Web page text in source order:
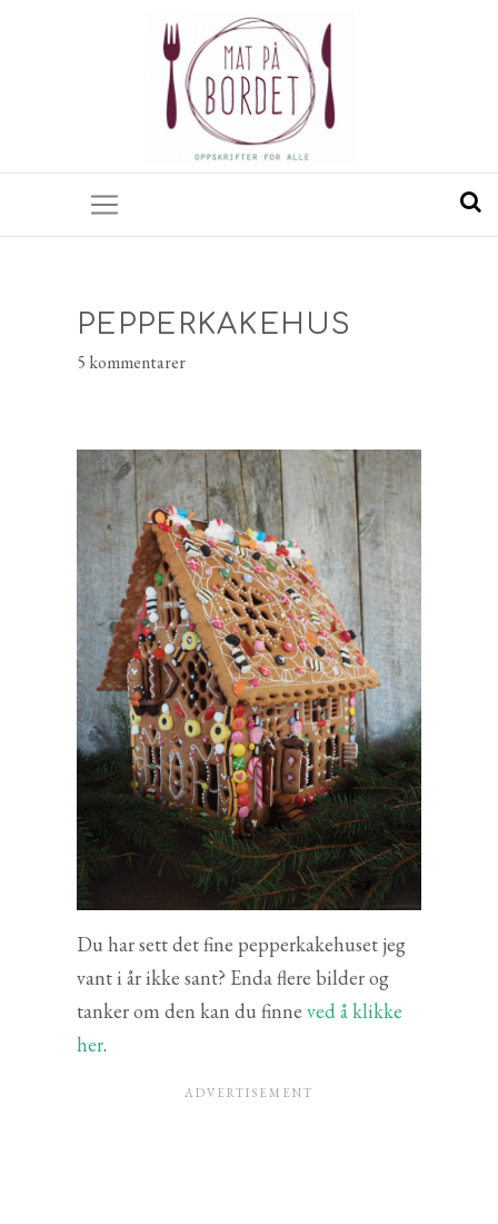
PEPPERKAKEHUS
5 kommentarer
Du har sett det fine pepperkakehuset jeg
vant i år ikke sant? Enda flere bilder og
tanker om den kan du finne ved å klikke
her.